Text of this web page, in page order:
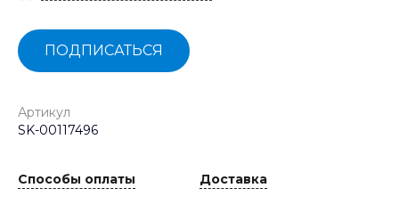
ПОДПИСАТЬСЯ
Артикул
SK-00117496
Способы оплаты Доставка